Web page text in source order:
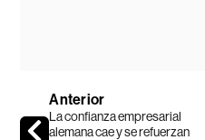
Anterior
La confianza empresarial
alemana cae y se refuerzan